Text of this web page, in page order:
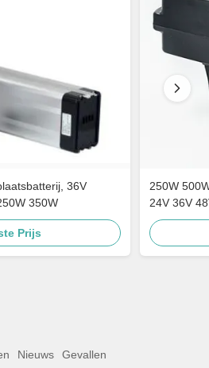
36V
350W
Prijs
250W
24V 36V
Nieuws
Gevallen